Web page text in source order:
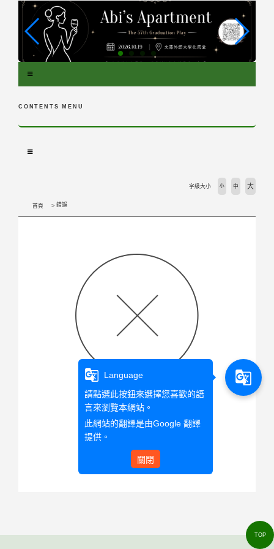
CONTENTS MENU
首頁 錯誤
字級大小 小 中 大
查無此文章資料
回首頁
TOP
g_translate
Language
請點選此按鈕來選擇您喜歡的語
言來瀏覽本網站。
此網站的翻譯是由Google 翻譯
提供。
關閉
g_translate